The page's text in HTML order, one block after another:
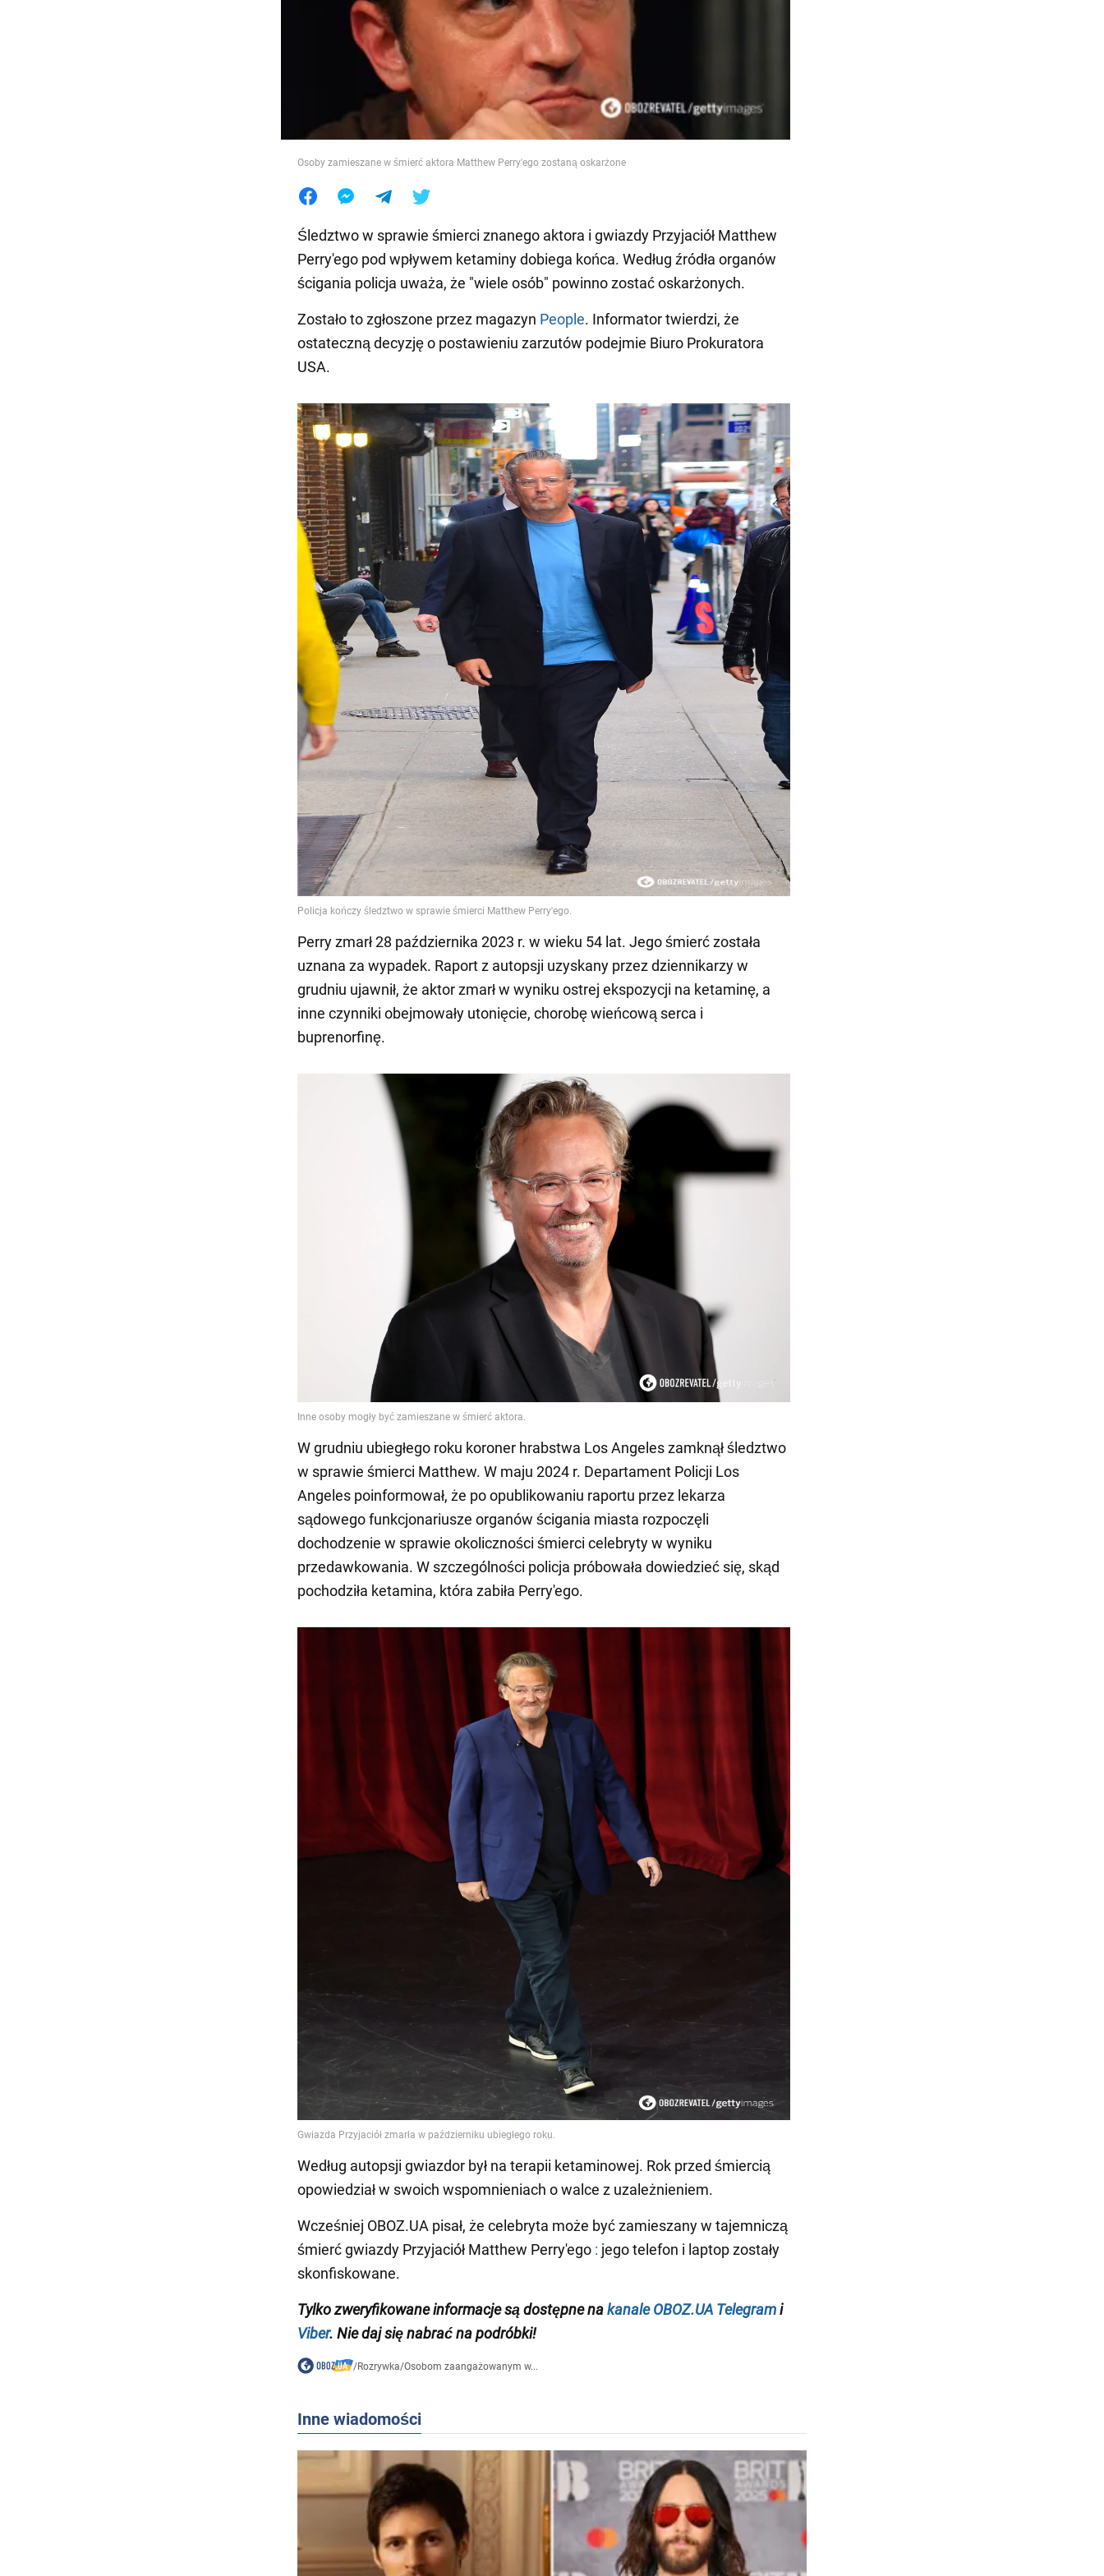
Jedzenie
Osoby zamieszane w śmierć aktora Matthew Perry'ego zostaną oskarżone
Śledztwo w sprawie śmierci znanego aktora i gwiazdy Przyjaciół Matthew
Perry'ego pod wpływem ketaminy dobiega końca. Według źródła organów
ścigania policja uważa, że "wiele osób" powinno zostać oskarżonych.
Zostało to zgłoszone przez magazyn People. Informator twierdzi, że
ostateczną decyzję o postawieniu zarzutów podejmie Biuro Prokuratora
USA.
Perry zmarł 28 października 2023 r. w wieku 54 lat. Jego śmierć została
uznana za wypadek. Raport z autopsji uzyskany przez dziennikarzy w
grudniu ujawnił, że aktor zmarł w wyniku ostrej ekspozycji na ketaminę, a
inne czynniki obejmowały utonięcie, chorobę wieńcową serca i
buprenorfinę.
W grudniu ubiegłego roku koroner hrabstwa Los Angeles zamknął śledztwo
w sprawie śmierci Matthew. W maju 2024 r. Departament Policji Los
Angeles poinformował, że po opublikowaniu raportu przez lekarza
sądowego funkcjonariusze organów ścigania miasta rozpoczęli
dochodzenie w sprawie okoliczności śmierci celebryty w wyniku
przedawkowania. W szczególności policja próbowała dowiedzieć się, skąd
pochodziła ketamina, która zabiła Perry'ego.
Według autopsji gwiazdor był na terapii ketaminowej. Rok przed śmiercią
opowiedział w swoich wspomnieniach o walce z uzależnieniem.
Wcześniej OBOZ.UA pisał, że celebryta może być zamieszany w tajemniczą
śmierć gwiazdy Przyjaciół Matthew Perry'ego : jego telefon i laptop zostały
skonfiskowane.
Tylko zweryfikowane informacjesą dostępne nakanale OBOZ.UA Telegrami
Viber. Nie daj się nabrać na podróbki!
/Rozrywka/Osobom zaangażowanym w...
Inne wiadomości